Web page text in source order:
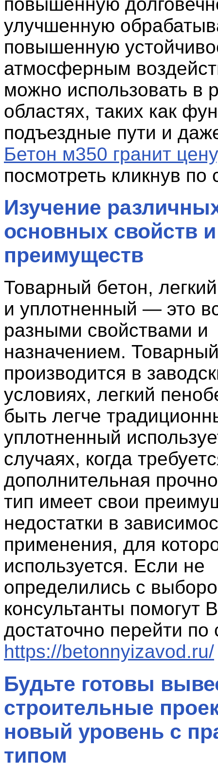
улучшенную
повышенную
атмосферным
можно использовать в
областях, таких как
подъездные пути и
Бетон м350 гранит цену
посмотреть кликнув по
Изучение
основных свойств и
преимуществ
Товарный бетон,
и уплотненный — это
разными свойствами и
назначением.
производится в
условиях, легкий
быть легче
уплотненный
случаях, когда
дополнительная
тип имеет свои
недостатки в
применения, для
используется. Если не
определились с
консультанты помогут
достаточно перейти по
https://betonnyizavod.ru/
Будьте готовы
строительные
новый уровень с
типом